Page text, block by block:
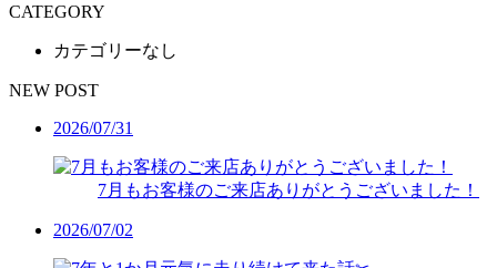
CATEGORY
カテゴリーなし
NEW POST
2026/07/31
7月もお客様のご来店ありがとうございました！
2026/07/02